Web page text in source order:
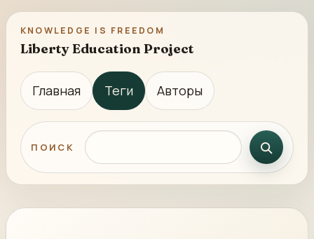
KNOWLEDGE IS FREEDOM
Liberty Education Project
Главная Теги Авторы
ПОИСК Поиск по сайту